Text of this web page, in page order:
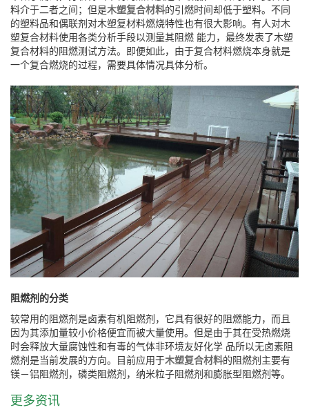
料介于二者之间；但是木塑复合材料的引燃时间却低于塑料。不同
的塑料品和偶联剂对木塑复材料燃烧特性也有很大影响。有人对木
塑复合材料使用各类分析手段以测量其阻燃 能力，最终发表了木塑
复合材料的阻燃测试方法。即便如此，由于复合材料燃烧本身就是
一个复合燃烧的过程，需要具体情况具体分析。
阻燃剂的分类
较常用的阻燃剂是卤素有机阻燃剂，它具有很好的阻燃能力，而且
因为其添加量较小价格便宜而被大量使用。但是由于其在受热燃烧
时会释放大量腐蚀性和有毒的气体非环境友好化学 品所以无卤素阻
燃剂是当前发展的方向。目前应用于木塑复合材料的阻燃剂主要有
镁－铝阻燃剂，磷类阻燃剂，纳米粒子阻燃剂和膨胀型阻燃剂等。
更多资讯